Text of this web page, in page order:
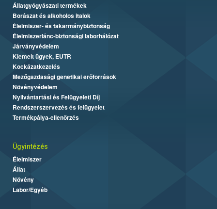
Állatgyógyászati termékek
Borászat és alkoholos italok
Élelmiszer- és takarmánybiztonság
Élelmiszerlánc-biztonsági laborhálózat
Járványvédelem
Kiemelt ügyek, EUTR
Kockázatkezelés
Mezőgazdasági genetikai erőforrások
Növényvédelem
Nyilvántartási és Felügyeleti Díj
Rendszerszervezés és felügyelet
Termékpálya-ellenőrzés
Ügyintézés
Élelmiszer
Állat
Növény
Labor/Egyéb